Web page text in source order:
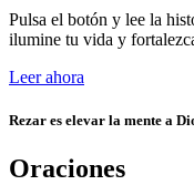
Pulsa el botón y lee la
ilumine tu vida y
Leer ahora
Rezar es elevar la mente a
Oraciones